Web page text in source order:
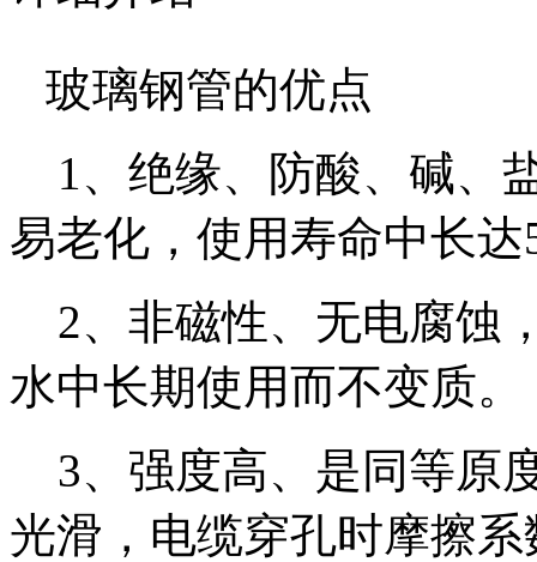
玻璃钢管的优点
1、绝缘、防酸、碱、
易老化，使用寿命中长达
2、非磁性、无电腐蚀
水中长期使用而不变质。
3、强度高、是同等原
光滑，电缆穿孔时摩擦